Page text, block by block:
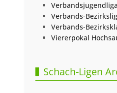
Verbandsjugendliga
Verbands-
Verbands-
Viererpokal
Schach-Ligen